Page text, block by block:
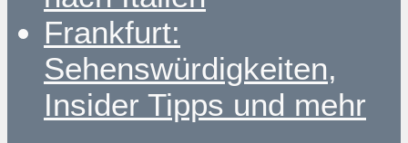
Frankfurt:
Sehenswürdigkeiten,
Insider Tipps und mehr